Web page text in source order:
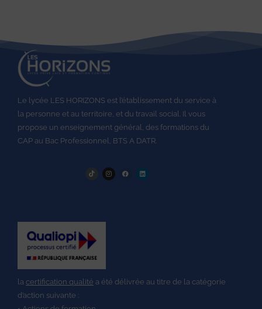
Le lycée LES HORIZONS est l’établissement du service à
la personne et au territoire, et du travail social. Il vous
propose un enseignement général, des formations du
CAP au Bac Professionnel, BTS A DATR.
la certification qualité a été délivrée au titre de la catégorie
d’action suivante :